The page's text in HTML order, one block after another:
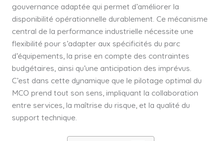
gouvernance adaptée qui permet d’améliorer la
disponibilité opérationnelle durablement. Ce mécanisme
central de la performance industrielle nécessite une
flexibilité pour s’adapter aux spécificités du parc
d’équipements, la prise en compte des contraintes
budgétaires, ainsi qu’une anticipation des imprévus.
C’est dans cette dynamique que le pilotage optimal du
MCO prend tout son sens, impliquant la collaboration
entre services, la maîtrise du risque, et la qualité du
support technique.